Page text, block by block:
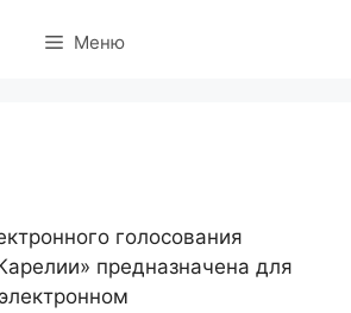
Меню
голосования
предназначена для